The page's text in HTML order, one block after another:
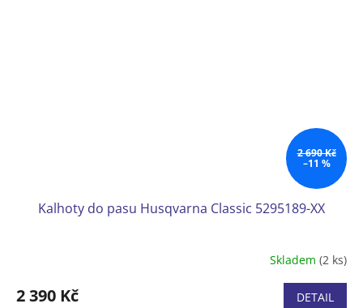
2 690 Kč
–11 %
Kalhoty do pasu Husqvarna Classic 5295189-XX
Skladem (2 ks)
2 390 Kč DETAIL